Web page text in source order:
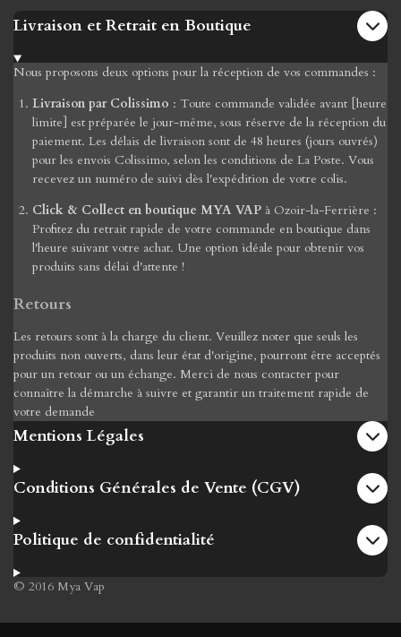
Livraison et Retrait en Boutique
Nous proposons deux options pour la réception de vos commandes :
Livraison par Colissimo : Toute commande validée avant [heure
limite] est préparée le jour-même, sous réserve de la réception du
paiement. Les délais de livraison sont de 48 heures (jours ouvrés)
pour les envois Colissimo, selon les conditions de La Poste. Vous
recevez un numéro de suivi dès l'expédition de votre colis.
Click & Collect en boutique MYA VAP à Ozoir-la-Ferrière :
Profitez du retrait rapide de votre commande en boutique dans
l'heure suivant votre achat. Une option idéale pour obtenir vos
produits sans délai d'attente !
Retours
Les retours sont à la charge du client. Veuillez noter que seuls les
produits non ouverts, dans leur état d'origine, pourront être acceptés
pour un retour ou un échange. Merci de nous contacter pour
connaître la démarche à suivre et garantir un traitement rapide de
votre demande
Mentions Légales
Conditions Générales de Vente (CGV)
Politique de confidentialité
© 2016 Mya Vap